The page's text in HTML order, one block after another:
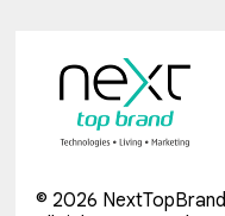
© 2026 NextTopBrand